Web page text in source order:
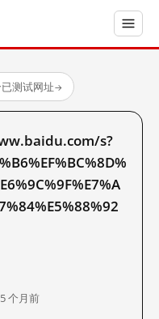
测试网址→
s?
个月前